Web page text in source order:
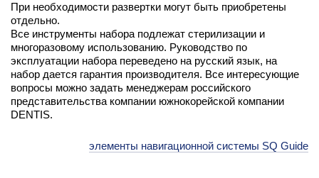
При необходимости развертки могут быть приобретены
отдельно.
Все инструменты набора подлежат стерилизации и
многоразовому использованию. Руководство по
эксплуатации набора переведено на русский язык, на
набор дается гарантия производителя. Все интересующие
вопросы можно задать менеджерам российского
представительства компании южнокорейской компании
DENTIS.
элементы навигационной системы SQ Guide